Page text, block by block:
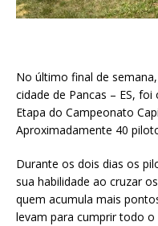
No último final de
cidade de Pancas – ES,
Etapa do Campeonato
Aproximadamente 40
Durante os dois dias os
sua habilidade ao cruzar
quem acumula mais
levam para cumprir todo o